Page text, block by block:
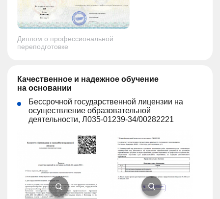
Диплом о профессиональной
переподготовке
Качественное и надежное обучение
на основании
Бессрочной государственной лицензии на
осуществление образовательной
деятельности, Л035-01239-34/00282221